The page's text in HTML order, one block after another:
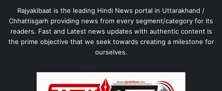
Rajyakibaat is the leading Hindi News portal in Uttarakhand /
Chhattisgarh providing news from every segment/category for its
readers. Fast and Latest news updates with authentic content is
the prime objective that we seek towards creating a milestone for
ourselves.